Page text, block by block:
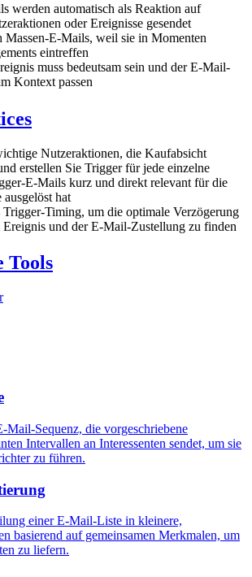
werden automatisch als Reaktion auf
oder Ereignisse gesendet
Massen-E-Mails, weil sie in Momenten
eintreffen
muss bedeutsam sein und der E-Mail-
Kontext passen
Nutzeraktionen, die Kaufabsicht
erstellen Sie Trigger für jede einzelne
E-Mails kurz und direkt relevant für die
hat
Trigger-Timing, um die optimale Verzögerung
Ereignis und der E-Mail-Zustellung zu finden
Tools
Mail-Sequenz, die vorgeschriebene
Intervallen an Interessenten sendet, um sie
zu führen.
einer E-Mail-Liste in kleinere,
basierend auf gemeinsamen Merkmalen, um
zu liefern.